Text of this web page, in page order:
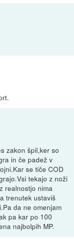
zakon špil,ker so
in če padež v
se tiče COD
tekajo z noži
realnostjo nima
trenutek ustaviš
da ne omenjam
pa kar po 100
najbolpih MP.